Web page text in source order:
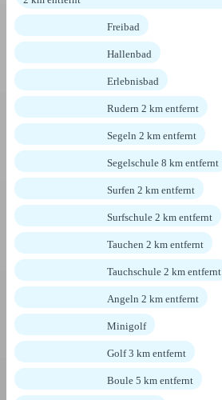
Freibad
Hallenbad
Erlebnisbad
Rudern 2 km entfernt
Segeln 2 km entfernt
Segelschule 8 km entfernt
Surfen 2 km entfernt
Surfschule 2 km entfernt
Tauchen 2 km entfernt
Tauchschule 2 km entfernt
Angeln 2 km entfernt
Minigolf
Golf 3 km entfernt
Boule 5 km entfernt